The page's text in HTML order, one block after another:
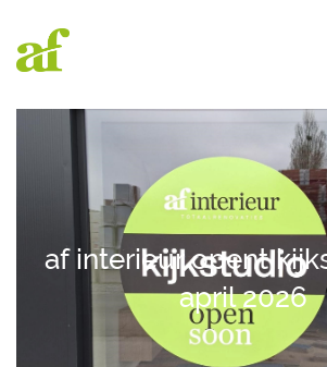
af interieur opent
april 2026